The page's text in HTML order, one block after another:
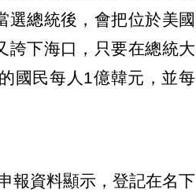
選總統後，會把位於美國
誇下海口，只要在總統大
國民每人1億韓元，並每
報資料顯示，登記在名下